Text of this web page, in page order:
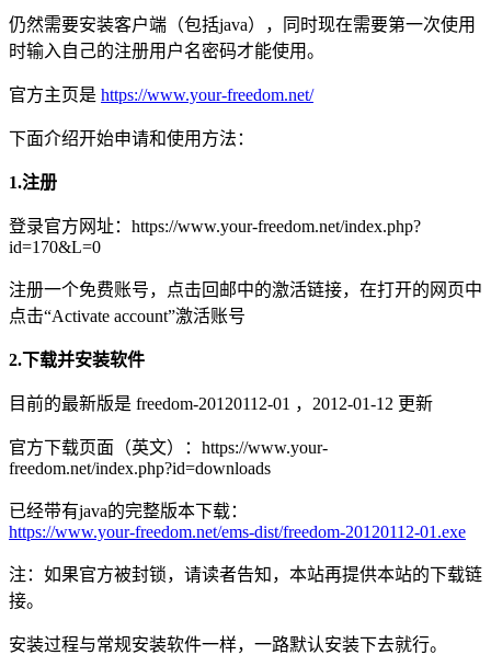
仍然需要安装客户端（包括java），同时现在需要第一次使用
时输入自己的注册用户名密码才能使用。
官方主页是 https://www.your-freedom.net/
下面介绍开始申请和使用方法：
1.注册
登录官方网址：https://www.your-freedom.net/index.php?
id=170&L=0
注册一个免费账号，点击回邮中的激活链接，在打开的网页中
点击“Activate account”激活账号
2.下载并安装软件
目前的最新版是 freedom-20120112-01 ，2012-01-12 更新
官方下载页面（英文）：https://www.your-
freedom.net/index.php?id=downloads
已经带有java的完整版本下载：
https://www.your-freedom.net/ems-dist/freedom-20120112-01.exe
注：如果官方被封锁，请读者告知，本站再提供本站的下载链
接。
安装过程与常规安装软件一样，一路默认安装下去就行。